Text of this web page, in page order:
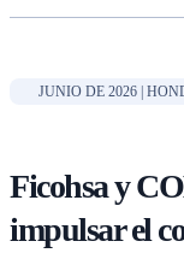
JUNIO DE 2026 |
Ficohsa y
impulsar el